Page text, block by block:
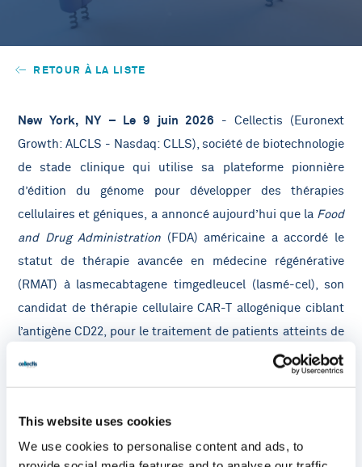
This website uses cookies
We use cookies to personalise content and ads, to
RETOUR À LA LISTE
New York, NY – Le 9 juin 2026 - Cellectis (Euronext
Growth: ALCLS - Nasdaq: CLLS), société de biotechnologie
de stade clinique qui utilise sa plateforme pionnière
d’édition du génome pour développer des thérapies
cellulaires et géniques, a annoncé aujourd’hui que la Food
and Drug Administration (FDA) américaine a accordé le
statut de thérapie avancée en médecine régénérative
(RMAT) à lasmecabtagene timgedleucel (lasmé-cel), son
candidat de thérapie cellulaire CAR-T allogénique ciblant
l’antigène CD22, pour le traitement de patients atteints de
leucémie lymphoblastique aigüe à cellules B (LLA-B) en
L'octroi du statut RMAT témoigne de la reconnaissance par
la FDA du potentiel de lasmé-cel pour répondre au besoin